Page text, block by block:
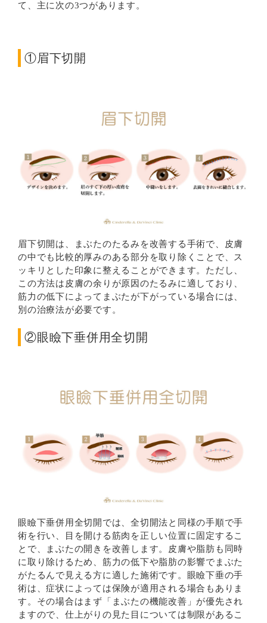
て、主に次の3つがあります。
①眉下切開
眉下切開は、まぶたのたるみを改善する手術で、皮膚
の中でも比較的厚みのある部分を取り除くことで、ス
ッキリとした印象に整えることができます。ただし、
この方法は皮膚の余りが原因のたるみに適しており、
筋力の低下によってまぶたが下がっている場合には、
別の治療法が必要です。
②眼瞼下垂併用全切開
眼瞼下垂併用全切開では、全切開法と同様の手順で手
術を行い、目を開ける筋肉を正しい位置に固定するこ
とで、まぶたの開きを改善します。皮膚や脂肪も同時
に取り除けるため、筋力の低下や脂肪の影響でまぶた
がたるんで見える方に適した施術です。眼瞼下垂の手
術は、症状によっては保険が適用される場合もありま
す。その場合はまず「まぶたの機能改善」が優先され
ますので、仕上がりの見た目については制限があるこ